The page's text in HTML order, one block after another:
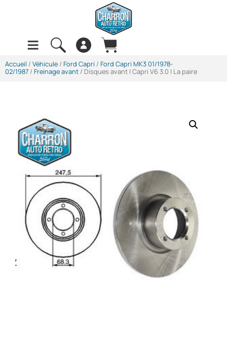
Accueil / Véhicule / Ford Capri / Ford Capri MK3 01/1978-
02/1987 / Freinage avant / Disques avant | Capri V6 3.0 | La paire